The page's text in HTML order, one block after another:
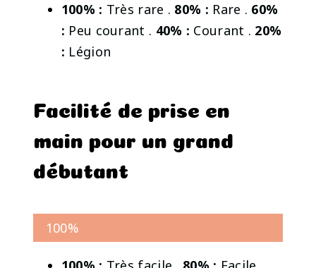
100% : Très rare . 80% : Rare . 60%
: Peu courant . 40% : Courant . 20%
: Légion
Facilité de prise en
main pour un grand
débutant
100%